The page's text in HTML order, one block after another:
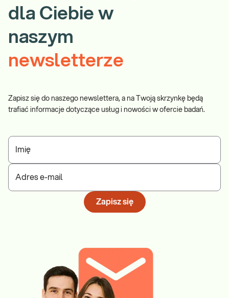
dla Ciebie w
naszym
newsletterze
Zapisz się do naszego newslettera, a na Twoją skrzynkę będą
trafiać informacje dotyczące usług i nowości w ofercie badań.
Imię
Adres e-mail
Zapisz się